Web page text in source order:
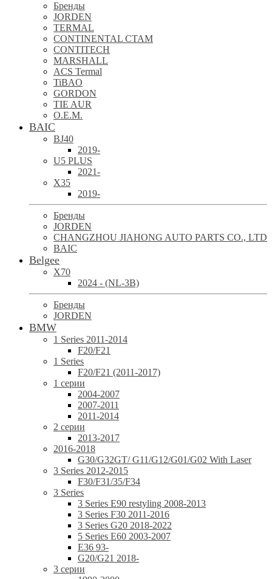
Бренды
JORDEN
TERMAL
CONTINENTAL CTAM
CONTITECH
MARSHALL
ACS Termal
TiBAO
GORDON
TIE AUR
O.E.M.
BAIC
BJ40
2019-
U5 PLUS
2021-
X35
2019-
Бренды
JORDEN
CHANGZHOU JIAHONG AUTO PARTS CO., LTD
BAIC
Belgee
X70
2024 - (NL-3B)
Бренды
JORDEN
BMW
1 Series 2011-2014
F20/F21
1 Series
F20/F21 (2011-2017)
1 серии
2004-2007
2007-2011
2011-2014
2 серии
2013-2017
2016-2018
G30/G32GT/ G11/G12/G01/G02 With Laser
3 Series 2012-2015
F30/F31/35/F34
3 Series
3 Series E90 restyling 2008-2013
3 Series F30 2011-2016
3 Series G20 2018-2022
5 Series E60 2003-2007
E36 93-
G20/G21 2018-
3 серии